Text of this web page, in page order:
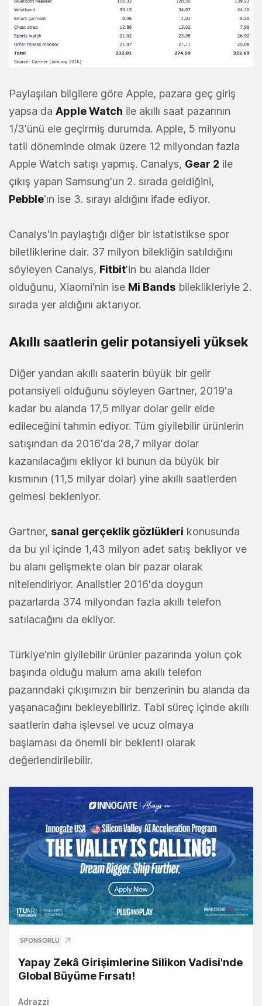
Paylaşılan bilgilere göre Apple, pazara geç giriş
yapsa da Apple Watch ile akıllı saat pazarının
1/3'ünü ele geçirmiş durumda. Apple, 5 milyonu
tatil döneminde olmak üzere 12 milyondan fazla
Apple Watch satışı yapmış. Canalys, Gear 2 ile
çıkış yapan Samsung'un 2. sırada geldiğini,
Pebble'ın ise 3. sırayı aldığını ifade ediyor.
Canalys'in paylaştığı diğer bir istatistikse spor
biletliklerine dair. 37 milyon bilekliğin satıldığını
söyleyen Canalys, Fitbit'in bu alanda lider
olduğunu, Xiaomi'nin ise Mi Bands bileklikleriyle 2.
sırada yer aldığını aktarıyor.
Akıllı saatlerin gelir potansiyeli yüksek
Diğer yandan akıllı saaterin büyük bir gelir
potansiyeli olduğunu söyleyen Gartner, 2019'a
kadar bu alanda 17,5 milyar dolar gelir elde
edileceğini tahmin ediyor. Tüm giyilebilir ürünlerin
satışından da 2016'da 28,7 milyar dolar
kazanılacağını ekliyor ki bunun da büyük bir
kısmının (11,5 milyar dolar) yine akıllı saatlerden
gelmesi bekleniyor.
Gartner, sanal gerçeklik gözlükleri konusunda
da bu yıl içinde 1,43 milyon adet satış bekliyor ve
bu alanı gelişmekte olan bir pazar olarak
nitelendiriyor. Analistler 2016'da doygun
pazarlarda 374 milyondan fazla akıllı telefon
satılacağını da ekliyor.
Türkiye'nin giyilebilir ürünler pazarında yolun çok
başında olduğu malum ama akıllı telefon
pazarındaki çıkışımızın bir benzerinin bu alanda da
yaşanacağını bekleyebiliriz. Tabi süreç içinde akıllı
saatlerin daha işlevsel ve ucuz olmaya
başlaması da önemli bir beklenti olarak
değerlendirilebilir.
SPONSORLU
Yapay Zekâ Girişimlerine Silikon Vadisi'nde
Global Büyüme Fırsatı!
Adrazzi